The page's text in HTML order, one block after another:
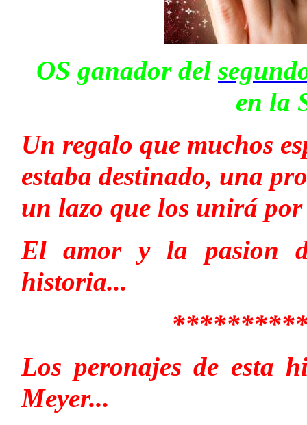
OS ganador del
en la
Un regalo que muchos
estaba destinado, una
un lazo que los unirá
El amor y la pasion
historia...
Los peronajes de esta
Meyer...